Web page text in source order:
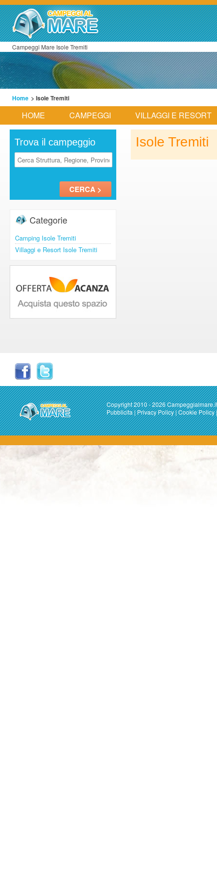
Campeggi Mare Isole Tremiti
Home > Isole Tremiti
HOME CAMPEGGI VILLAGGI E RESORT
Trova il campeggio
Categorie
Camping Isole Tremiti
Villaggi e Resort Isole Tremiti
Isole Tremiti
Copyright 2010 - 2026 Campeggialmare.it
Pubblicita|Privacy Policy|Cookie Policy